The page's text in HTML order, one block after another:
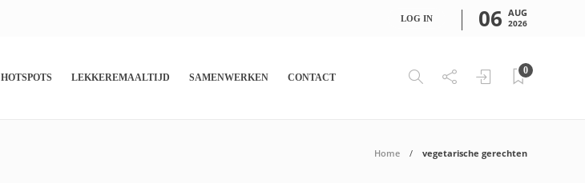
LOG IN 06 AUG
2026
HOTSPOTS LEKKEREMAALTIJD SAMENWERKEN CONTACT
0
Home vegetarische gerechten